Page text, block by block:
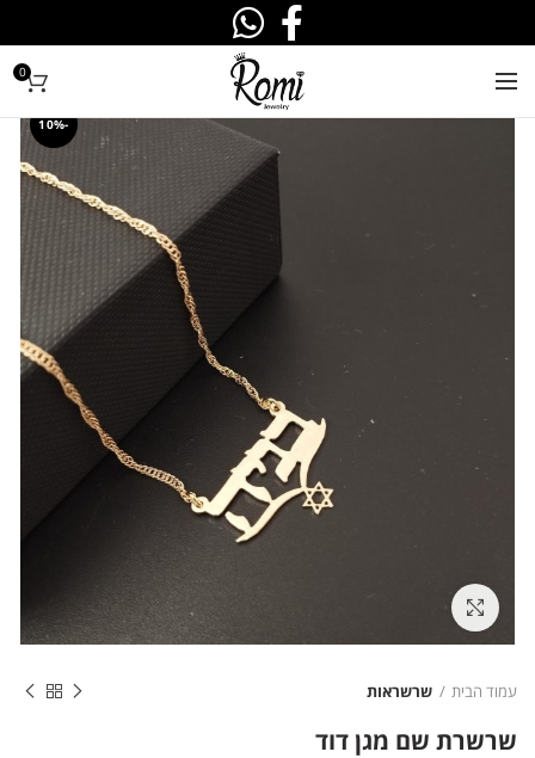
0
-10%
עמוד הבית שרשראות
שרשרת שם מגן דוד